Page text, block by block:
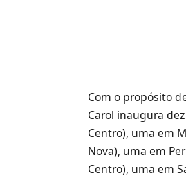
Com o propósito
Carol inaugura
Centro), uma em
Nova), uma em
Centro), uma em